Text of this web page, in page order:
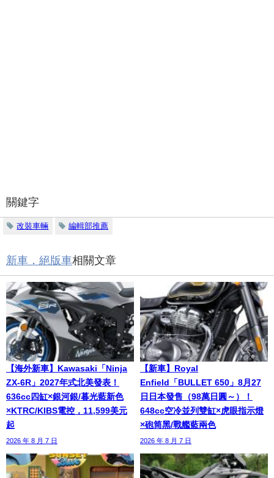
關鍵字
改裝車輛 編輯部推薦
新車．絕版車相關文章
【海外新車】Kawasaki「Ninja
ZX-6R」2027年式北美發表！
636cc四缸×銀河銀/暮光藍新色
×KTRC/KIBS電控，11,599美元
起
2026 年 8 月 7 日
【新車】Royal
Enfield「BULLET 650」8月27
日日本發售（98萬日圓～）！
648cc空冷並列雙缸×虎眼指示燈
×砲筒黑/戰艦藍兩色
2026 年 8 月 7 日